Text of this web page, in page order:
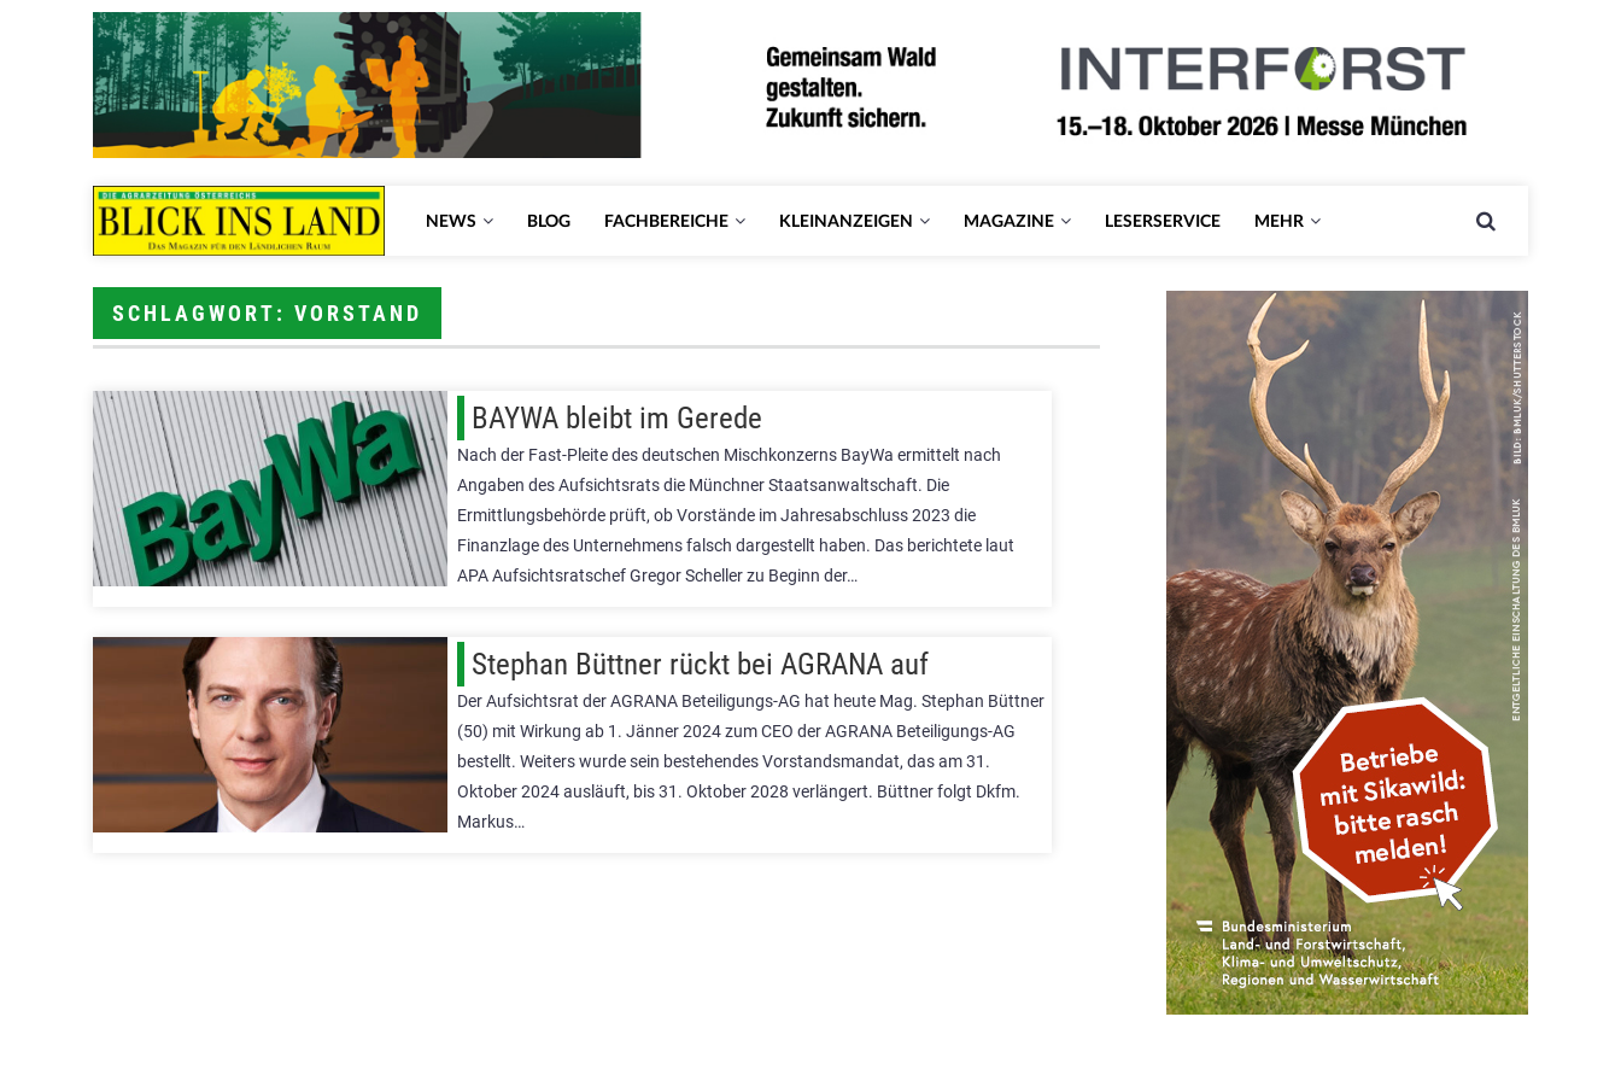
NEWS BLOG FACHBEREICHE KLEINANZEIGEN MAGAZINE LESERSERVICE MEHR
SCHLAGWORT: VORSTAND
BAYWA bleibt im Gerede
Nach der Fast-Pleite des deutschen Mischkonzerns BayWa ermittelt nach
Angaben des Aufsichtsrats die Münchner Staatsanwaltschaft. Die
Ermittlungsbehörde prüft, ob Vorstände im Jahresabschluss 2023 die
Finanzlage des Unternehmens falsch dargestellt haben. Das berichtete laut
APA Aufsichtsratschef Gregor Scheller zu Beginn der…
Stephan Büttner rückt bei AGRANA auf
Der Aufsichtsrat der AGRANA Beteiligungs-AG hat heute Mag. Stephan Büttner
(50) mit Wirkung ab 1. Jänner 2024 zum CEO der AGRANA Beteiligungs-AG
bestellt. Weiters wurde sein bestehendes Vorstandsmandat, das am 31.
Oktober 2024 ausläuft, bis 31. Oktober 2028 verlängert. Büttner folgt Dkfm.
Markus…